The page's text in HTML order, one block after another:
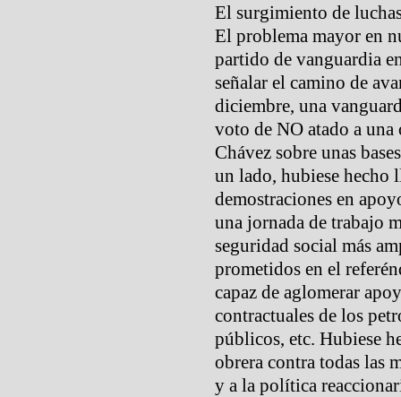
El surgimiento de
El problema mayor en
partido de vanguardia
señalar el camino de
diciembre, una
voto de NO atado a
Chávez sobre unas
un lado, hubiese hecho
demostraciones en
una jornada de trabajo
seguridad social más
prometidos en el
capaz de aglomerar
contractuales de los
públicos, etc. Hubiese
obrera contra todas las
y a la política